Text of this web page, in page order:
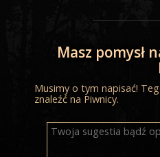
Masz pomysł
Musimy o tym napisać!
znaleźć na Piwnicy.